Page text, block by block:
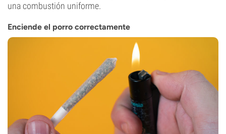
una combustión uniforme.
Enciende el porro correctamente